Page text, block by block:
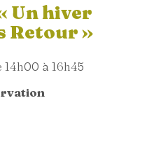
Un hiver
Retour »
à 16h45